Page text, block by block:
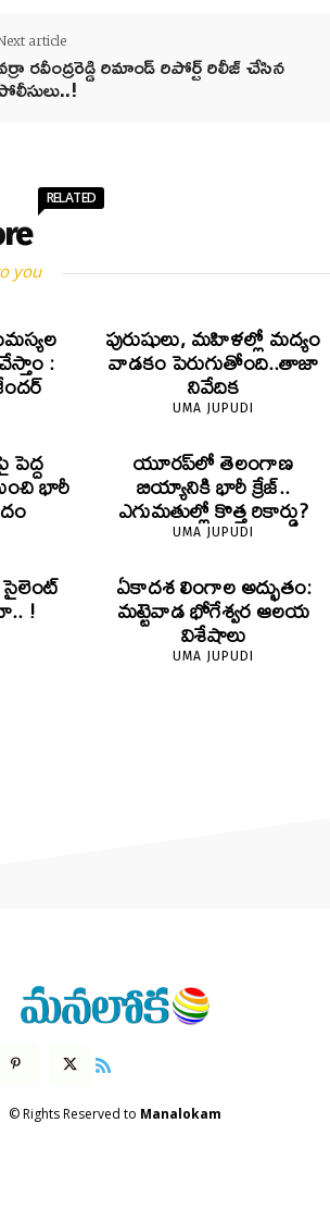
article
రవీంద్రరెడ్డి రిమాండ్ రిపోర్ట్ రిలీజ్ చేసిన
RELATED
you
:
పురుషులు, మహిళల్లో మద్యం
వాడకం పెరుగుతోంది..తాజా
నివేదిక
UMA JUPUDI
పెద్ద
భారీ
యూరప్‌లో తెలంగాణ
బియ్యానికి భారీ క్రేజ్..
ఎగుమతుల్లో కొత్త రికార్డు?
UMA JUPUDI
!
ఏకాదశ లింగాల అద్భుతం:
మట్టెవాడ భోగేశ్వర ఆలయ
విశేషాలు
UMA JUPUDI
© Rights Reserved to Manalokam